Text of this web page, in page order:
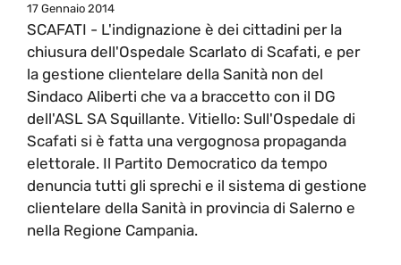
17 Gennaio 2014
SCAFATI - L'indignazione è dei cittadini per la
chiusura dell'Ospedale Scarlato di Scafati, e per
la gestione clientelare della Sanità non del
Sindaco Aliberti che va a braccetto con il DG
dell'ASL SA Squillante. Vitiello: Sull'Ospedale di
Scafati si è fatta una vergognosa propaganda
elettorale. Il Partito Democratico da tempo
denuncia tutti gli sprechi e il sistema di gestione
clientelare della Sanità in provincia di Salerno e
nella Regione Campania.